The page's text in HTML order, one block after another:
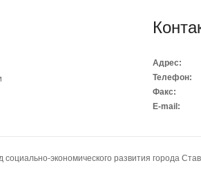
Адрес:
Телефон:
Факс:
E-mail:
экономического развития города